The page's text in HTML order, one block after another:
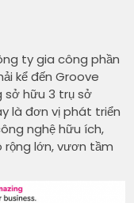
ty gia công phần
kể đến Groove
sở hữu 3 trụ sở
là đơn vị phát triển
nghệ hữu ích,
lớn, vươn tầm